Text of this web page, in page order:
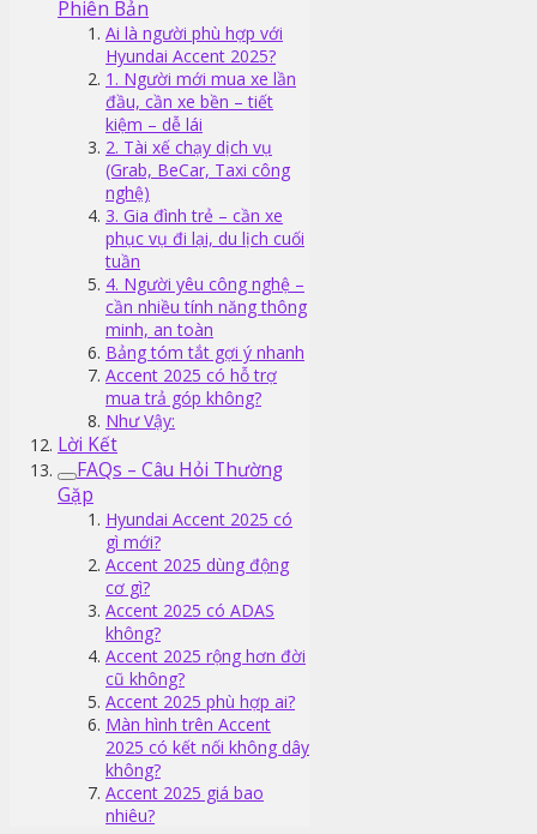
Phiên Bản
Ai là người phù hợp với
Hyundai Accent 2025?
1. Người mới mua xe lần
đầu, cần xe bền – tiết
kiệm – dễ lái
2. Tài xế chạy dịch vụ
(Grab, BeCar, Taxi công
nghệ)
3. Gia đình trẻ – cần xe
phục vụ đi lại, du lịch cuối
tuần
4. Người yêu công nghệ –
cần nhiều tính năng thông
minh, an toàn
Bảng tóm tắt gợi ý nhanh
Accent 2025 có hỗ trợ
mua trả góp không?
Như Vậy:
Lời Kết
FAQs – Câu Hỏi Thường
Gặp
Hyundai Accent 2025 có
gì mới?
Accent 2025 dùng động
cơ gì?
Accent 2025 có ADAS
không?
Accent 2025 rộng hơn đời
cũ không?
Accent 2025 phù hợp ai?
Màn hình trên Accent
2025 có kết nối không dây
không?
Accent 2025 giá bao
nhiêu?